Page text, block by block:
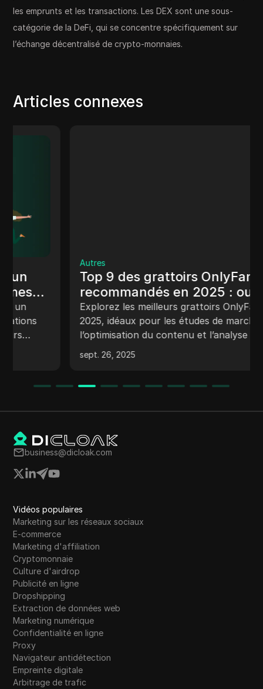
les emprunts et les transactions. Les DEX sont une sous-
catégorie de la DeFi, qui se concentre spécifiquement sur
l’échange décentralisé de crypto-monnaies.
Articles connexes
Top 9 des grattoirs OnlyFans
recommandés en 2025 : outils
pour une extraction de données
en toute sécurité
Explorez les meilleurs grattoirs OnlyFans pour
2025, idéaux pour les études de marché,
l’optimisation du contenu et l’analyse de la
concurrence. Apprenez à extraire en toute
sécurité des données précieuses tout en
business@dicloak.com
Vidéos populaires
Marketing sur les réseaux sociaux
E-commerce
Marketing d'affiliation
Cryptomonnaie
Culture d'airdrop
Publicité en ligne
Dropshipping
Extraction de données web
Marketing numérique
Confidentialité en ligne
Proxy
Navigateur antidétection
Empreinte digitale
Arbitrage de trafic